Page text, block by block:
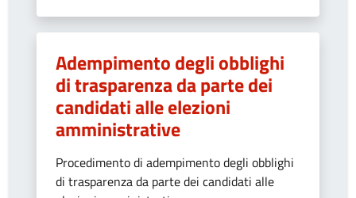
Adempimento degli obblighi
di trasparenza da parte dei
candidati alle elezioni
amministrative
Procedimento di adempimento degli obblighi
di trasparenza da parte dei candidati alle